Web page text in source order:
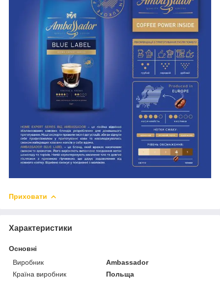
Приховати
Характеристики
Основні
Виробник
Ambassador
Країна виробник
Польща